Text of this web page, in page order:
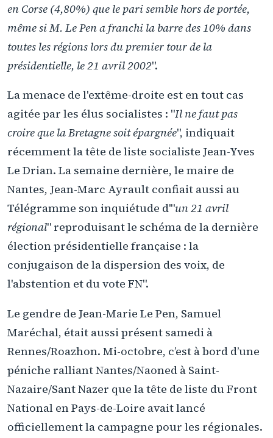
en Corse (4,80%) que le pari semble hors de portée,
même si M. Le Pen a franchi la barre des 10% dans
toutes les régions lors du premier tour de la
présidentielle, le 21 avril 2002".
La menace de l'extême-droite est en tout cas
agitée par les élus socialistes : "Il ne faut pas
croire que la Bretagne soit épargnée", indiquait
récemment la tête de liste socialiste Jean-Yves
Le Drian. La semaine dernière, le maire de
Nantes, Jean-Marc Ayrault confiait aussi au
Télégramme son inquiétude d'"un 21 avril
régional" reproduisant le schéma de la dernière
élection présidentielle française : la
conjugaison de la dispersion des voix, de
l'abstention et du vote FN".
Le gendre de Jean-Marie Le Pen, Samuel
Maréchal, était aussi présent samedi à
Rennes/Roazhon. Mi-octobre, c’est à bord d’une
péniche ralliant Nantes/Naoned à Saint-
Nazaire/Sant Nazer que la tête de liste du Front
National en Pays-de-Loire avait lancé
officiellement la campagne pour les régionales.